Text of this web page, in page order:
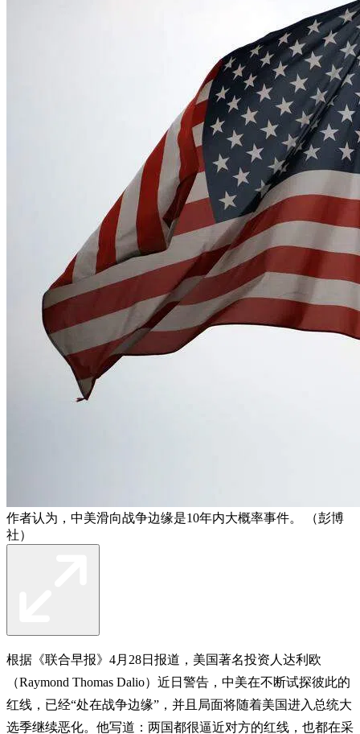
作者认为，中美滑向战争边缘是10年内大概率事件。 （彭博
社）
根据《联合早报》4月28日报道，美国著名投资人达利欧
（Raymond Thomas Dalio）近日警告，中美在不断试探彼此的
红线，已经“处在战争边缘”，并且局面将随着美国进入总统大
选季继续恶化。他写道：两国都很逼近对方的红线，也都在采